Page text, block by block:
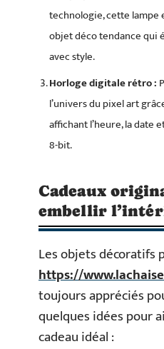
technologie, cette lampe
objet déco tendance
avec style.
Horloge digitale rétro :
l’univers du pixel art
affichant l’heure, la date
8-bit.
Cadeaux
embellir
Les objets décoratifs
https://
toujours appréciés
quelques idées pour
cadeau idéal :